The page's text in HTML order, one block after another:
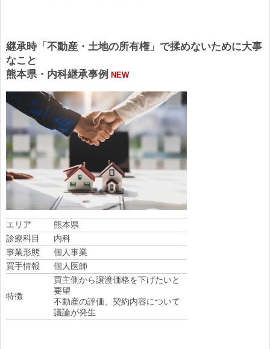
継承時「不動産・土地の所有権」で揉めないために大事
なこと
熊本県・内科継承事例 NEW
エリア
熊本県
診療科目
内科
事業形態
個人事業
買手情報
個人医師
特徴
買主側から譲渡価格を下げたいと
要望
不動産の評価、契約内容について
議論が発生